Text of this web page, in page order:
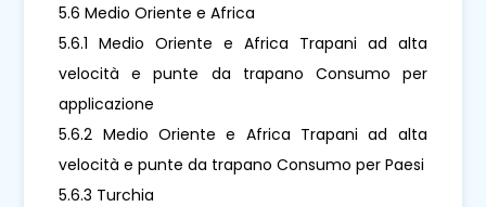
5.6 Medio Oriente e Africa
5.6.1 Medio Oriente e Africa Trapani ad alta
velocità e punte da trapano Consumo per
applicazione
5.6.2 Medio Oriente e Africa Trapani ad alta
velocità e punte da trapano Consumo per Paesi
5.6.3 Turchia